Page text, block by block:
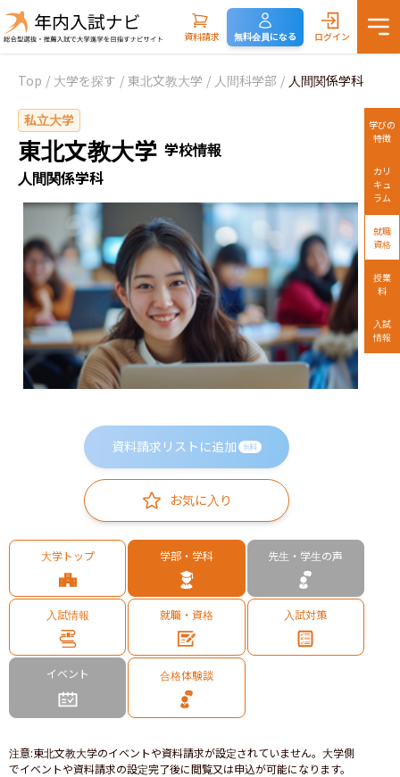
資料請求 無料会員になる ログイン
Top / 大学を探す / 東北文教大学 / 人間科学部 / 人間関係学科
私立大学
東北文教大学 学校情報
人間関係学科
資料請求リストに追加 無料
お気に入り
大学トップ 学部・学科 先生・学生の声
入試情報 就職・資格 入試対策
イベント 合格体験談
注意:東北文教大学のイベントや資料請求が設定されていません。大学側
でイベントや資料請求の設定完了後に閲覧又は申込が可能になります。
学びの
特徴
カリ
キュ
ラム
就職
資格
授業
料
入試
情報